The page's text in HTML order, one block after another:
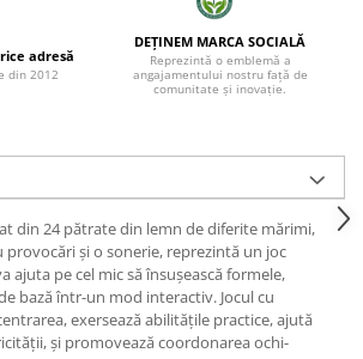
adresă
din 2012
DEȚINEM MARCA SOCIALĂ
Reprezintă o emblemă a
angajamentului nostru față de
comunitate și inovație.
din 24 pătrate din lemn de diferite mărimi,
provocări și o sonerie, reprezintă un joc
ajuta pe cel mic să însușească formele,
bază într-un mod interactiv. Jocul cu
exersează abilitățile practice, ajută
și promovează coordonarea ochi-